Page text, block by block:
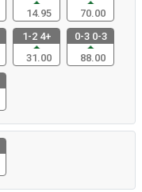
14.95
70.00
1-2 4+
31.00
0-3 0-3
88.00